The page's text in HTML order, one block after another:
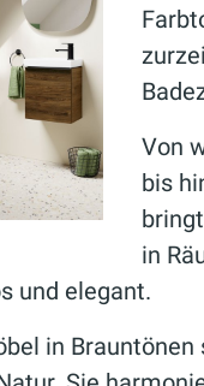
Von
bis
in
und elegant.
in